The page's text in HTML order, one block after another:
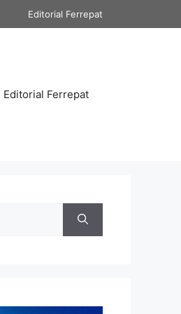
Editorial Ferrepat
Editorial Ferrepat